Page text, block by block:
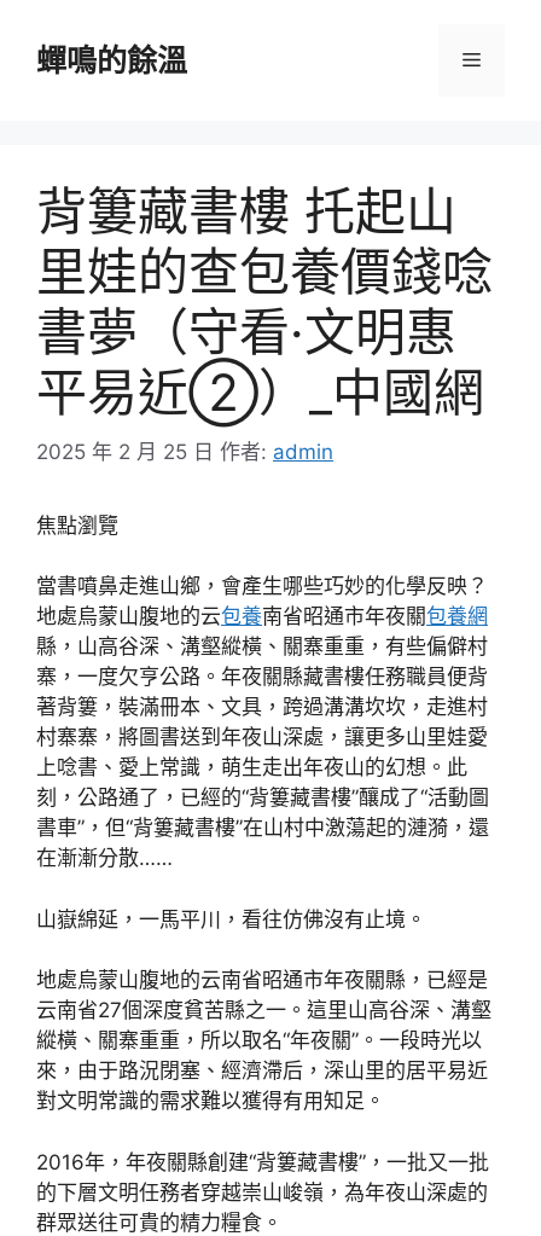
蟬鳴的餘溫 選
背簍藏書樓 托起山
里娃的查包養價錢唸
書夢（守看·文明惠
平易近②）_中國網
2025 年 2 月 25 日 作者: admin
焦點瀏覽
當書噴鼻走進山鄉，會產生哪些巧妙的化學反映？
地處烏蒙山腹地的云包養南省昭通市年夜關包養網
縣，山高谷深、溝壑縱橫、關寨重重，有些偏僻村
寨，一度欠亨公路。年夜關縣藏書樓任務職員便背
著背簍，裝滿冊本、文具，跨過溝溝坎坎，走進村
村寨寨，將圖書送到年夜山深處，讓更多山里娃愛
上唸書、愛上常識，萌生走出年夜山的幻想。此
刻，公路通了，已經的“背簍藏書樓”釀成了“活動圖
書車”，但“背簍藏書樓”在山村中激蕩起的漣漪，還
在漸漸分散……
山嶽綿延，一馬平川，看往仿佛沒有止境。
地處烏蒙山腹地的云南省昭通市年夜關縣，已經是
云南省27個深度貧苦縣之一。這里山高谷深、溝壑
縱橫、關寨重重，所以取名“年夜關”。一段時光以
來，由于路況閉塞、經濟滯后，深山里的居平易近
對文明常識的需求難以獲得有用知足。
2016年，年夜關縣創建“背簍藏書樓”，一批又一批
的下層文明任務者穿越崇山峻嶺，為年夜山深處的
群眾送往可貴的精力糧食。